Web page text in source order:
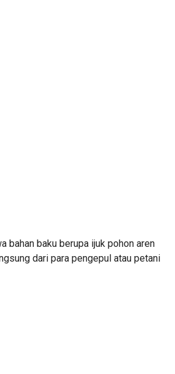
bahan baku berupa ijuk pohon aren
dari para pengepul atau petani